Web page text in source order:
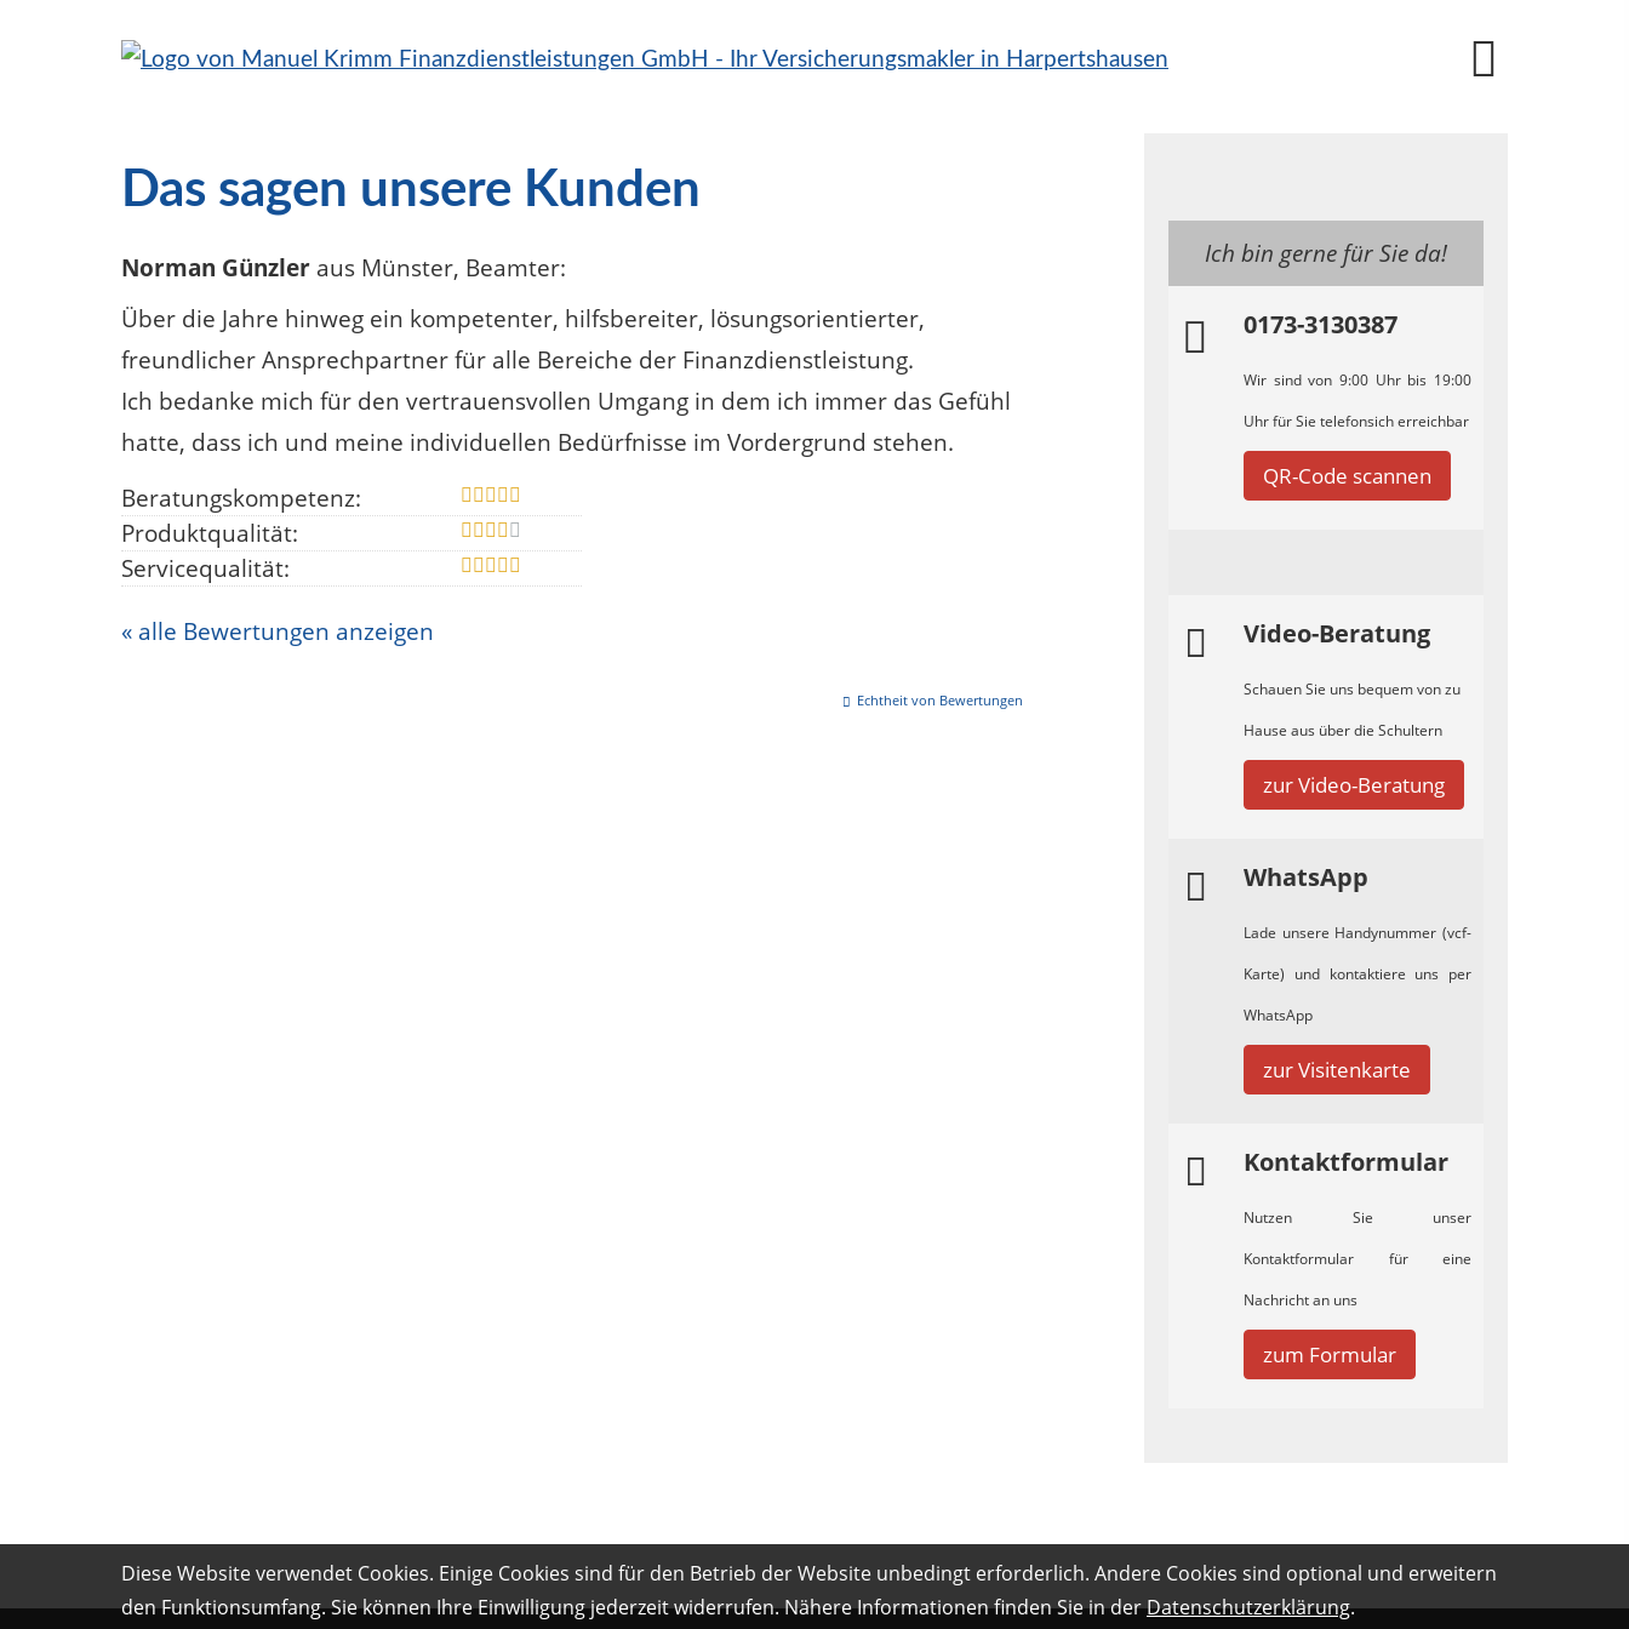
Ich bin gerne für Sie da!
0173-3130387
Wir sind von 9:00 Uhr bis 19:00
Uhr für Sie telefonsich erreichbar
QR-Code scannen
Video-Beratung
Schauen Sie uns bequem von zu
Hause aus über die Schultern
zur Video-Beratung
WhatsApp
Lade unsere Handynummer (vcf-
Karte) und kontaktiere uns per
WhatsApp
zur Visitenkarte
Kontaktformular
Nutzen Sie unser
Kontaktformular für eine
Nachricht an uns
zum Formular
Das sagen unsere Kunden
Norman Günzler aus Münster, Beamter:
Über die Jahre hinweg ein kompetenter, hilfsbereiter, lösungsorientierter,
freundlicher Ansprechpartner für alle Bereiche der Finanzdienstleistung.
Ich bedanke mich für den vertrauensvollen Umgang in dem ich immer das Gefühl
hatte, dass ich und meine individuellen Bedürfnisse im Vordergrund stehen.
Beratungskompetenz:
Produktqualität:
Servicequalität:
« alle Bewertungen anzeigen
Echtheit von Bewertungen
Diese Website verwendet Cookies. Einige Cookies sind für den Betrieb der Website unbedingt erforderlich. Andere Cookies sind optional und erweitern
den Funktionsumfang. Sie können Ihre Einwilligung jederzeit widerrufen. Nähere Informationen finden Sie in derDatenschutzerklärung.